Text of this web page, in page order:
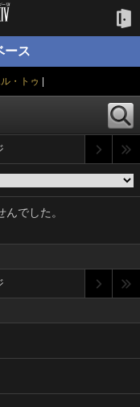
ース
・トゥ
でした。